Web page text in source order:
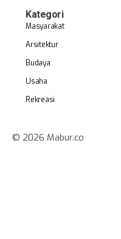
Kategori
Masyarakat
Arsitektur
Budaya
Usaha
Rekreasi
© 2026 Mabur.co